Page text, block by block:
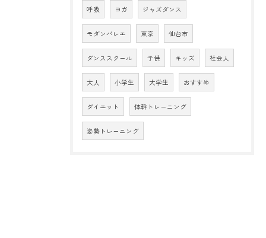
呼吸 ヨガ ジャズダンス
モダンバレエ 東京 仙台市
ダンススクール 子供 キッズ 社会人
大人 小学生 大学生 おすすめ
ダイエット 体幹トレーニング
姿勢トレーニング